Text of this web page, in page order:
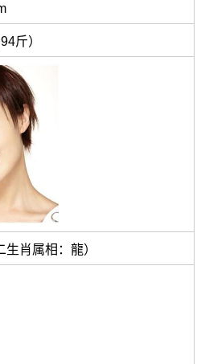
斤）
肖属相：龍）